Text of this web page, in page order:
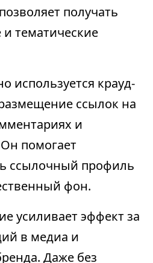
получать
тематические
используется крауд-
ссылок на
и
помогает
ссылочный профиль
фон.
усиливает эффект за
в медиа и
Даже без